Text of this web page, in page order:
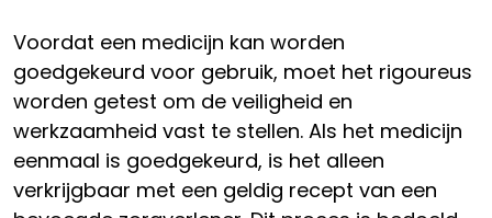
Voordat een medicijn kan worden
goedgekeurd voor gebruik, moet het rigoureus
worden getest om de veiligheid en
werkzaamheid vast te stellen. Als het medicijn
eenmaal is goedgekeurd, is het alleen
verkrijgbaar met een geldig recept van een